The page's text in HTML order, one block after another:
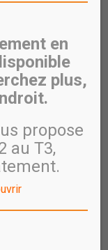
en
plus,
propose
au T3,